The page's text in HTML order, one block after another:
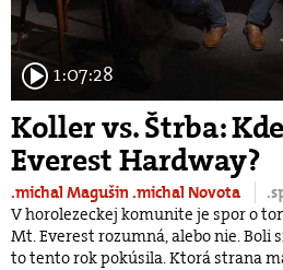
1:07:28
Koller vs. Štrba:
Everest Hardway?
.michal Magušin .michal Novota
V horolezeckej komunite je spor o
Mt. Everest rozumná, alebo nie. Boli
to tento rok pokúsila. Ktorá strana